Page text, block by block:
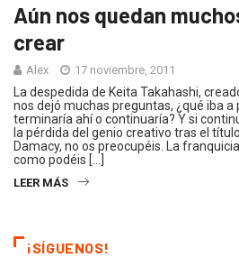
Aún nos quedan
crear
Alex 17 noviembre, 2011
La despedida de Keita Takahashi,
nos dejó muchas preguntas, ¿qué iba a
terminaría ahí o continuaría? Y si
la pérdida del genio creativo tras el
Damacy, no os preocupéis. La
como podéis […]
LEER MÁS
¡SÍGUENOS!